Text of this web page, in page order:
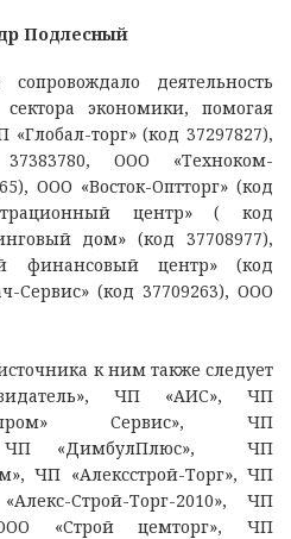
Подлесный
деятельность
экономики, помогая
«Глобал-торг» (код 37297827),
ООО «Техноком-
ООО «Восток-Оптторг» (код
центр» ( код
дом» (код 37708977),
финансовый центр» (код
Сервис» (код 37709263), ООО
к ним также следует
ЧП «АИС», ЧП
Сервис», ЧП
ЧП «ДимбулПлюс», ЧП
ЧП «Алексстрой-Торг», ЧП
Строй-Торг-2010», ЧП
ООО «Строй цемторг», ЧП